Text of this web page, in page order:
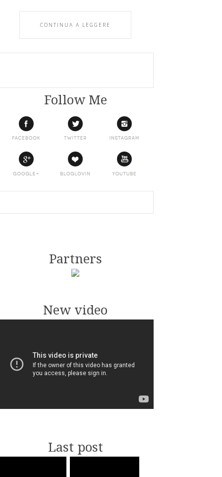
CONTINUA A LEGGERE
Follow Me
Partners
New video
Last post